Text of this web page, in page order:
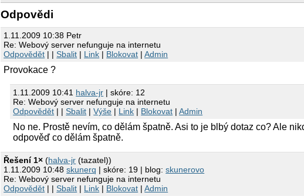
Odpovědi
1.11.2009 10:38 Petr
Re: Webový server nefunguje na internetu
Odpovědět | |Sbalit | Link | Blokovat |Admin
Provokace ?
1.11.2009 10:41 halva-jr | skóre: 12
Re: Webový server nefunguje na internetu
Odpovědět | |Sbalit |Výše | Link | Blokovat |Admin
No ne. Prostě nevím, co dělám špatně. Asi to je blbý dotaz co? Ale
odpověď co dělám špatně.
Řešení 1× (halva-jr (tazatel))
1.11.2009 10:48skunerq | skóre: 19 | blog:skunerovo
Re: Webový server nefunguje na internetu
Odpovědět | |Sbalit | Link | Blokovat |Admin